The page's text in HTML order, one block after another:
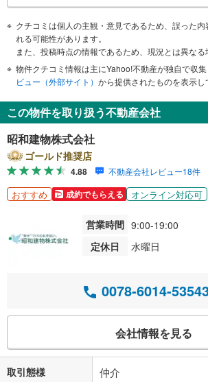
クチコミは個人の主観・意見であるため、誤った内
れる可能性があります。
また、投稿時点の情報であるため、現況とは異なる
物件クチコミ情報は主にYahoo!不動産が独自で収
ビュー（外部サイト） から提供されたものを表示し
この物件を取り扱う不動産会社
昭和建物株式会社
ゴールド推奨店
4.88 不動産会社レビュー18件
おすすめ 成約でもらえる オンライン対応可
営業時間 9:00-19:00
定休日
水曜日
0078-6014-
会社情報を見る
取引態様 仲介